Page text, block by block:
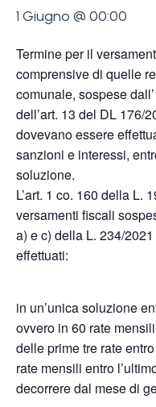
1 Giugno @ 00:00
Termine per il
comprensive di quelle
comunale, sospese
dell’art. 13 del DL 176/
dovevano essere
sanzioni e interessi,
soluzione.
L’art. 1 co. 160 della L.
versamenti fiscali
a) e c) della L. 234/
effettuati:
in un’unica soluzione
ovvero in 60 rate
delle prime tre rate
rate mensili entro
decorrere dal mese di